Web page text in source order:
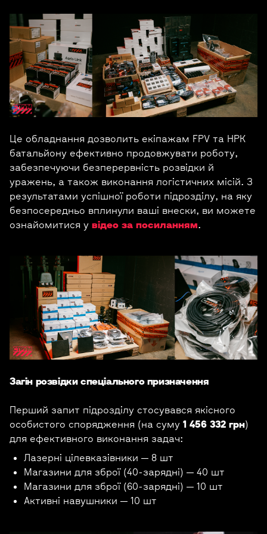
Це обладнання дозволить екіпажам FPV та НРК
батальйону ефективно продовжувати роботу,
забезпечуючи безперервність розвідки й
уражень, а також виконання логістичних місій. З
результатами успішної роботи підрозділу, на яку
безпосередньо вплинули ваші внески, ви можете
ознайомитися у відео за посиланням.
Загін розвідки спеціального призначення
Перший запит підрозділу стосувався якісного
особистого спорядження (на суму 1 456 332 грн)
для ефективного виконання задач:
Лазерні цілевказівники — 8 шт
Магазини для зброї (40-зарядні) — 40 шт
Магазини для зброї (60-зарядні) — 10 шт
Активні навушники — 10 шт